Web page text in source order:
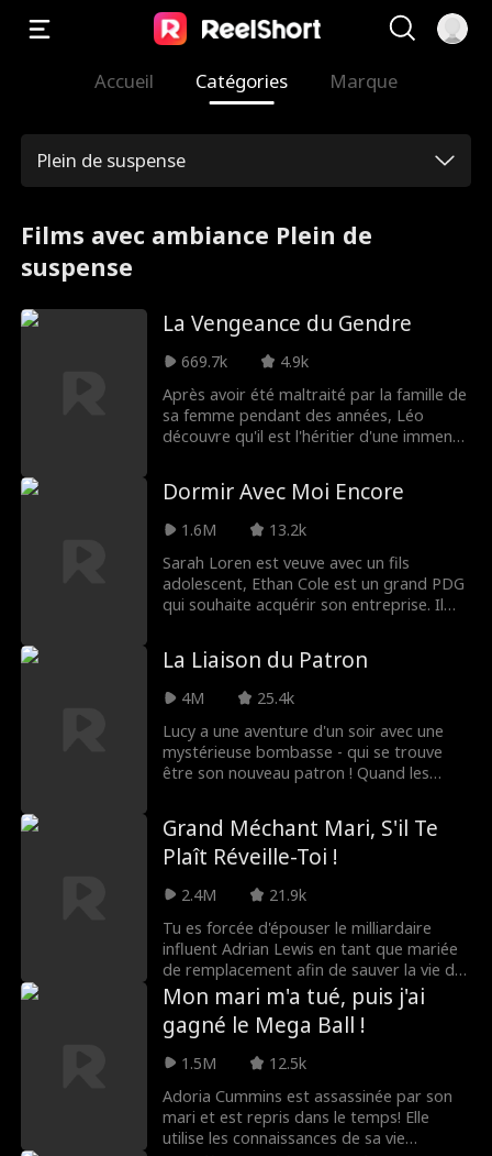
Accueil Catégories Marque
Plein de suspense
Films avec ambiance Plein de
suspense
La Vengeance du Gendre
669.7k
4.9k
Après avoir été maltraité par la famille de
sa femme pendant des années, Léo
découvre qu'il est l'héritier d'une immense
Dormir Avec Moi Encore
1.6M
13.2k
Sarah Loren est veuve avec un fils
adolescent, Ethan Cole est un grand PDG
qui souhaite acquérir son entreprise. Il
et il ne reculera devant rien pour obtenir
ce qu'il veut, et ce qu'il veut… c'est le
cœur de Sarah.
La Liaison du Patron
4M
25.4k
Lucy a une aventure d'un soir avec une
mystérieuse bombasse - qui se trouve
être son nouveau patron ! Quand les
se résister ?
Grand Méchant Mari, S'il Te
Plaît Réveille-Toi !
2.4M
21.9k
Tu es forcée d'épouser le milliardaire
influent Adrian Lewis en tant que mariée
de remplacement afin de sauver la vie de
ton grand-père. Pour la somme colossale
de cinq millions de dollars, tu t'es vendue
à la famille Lewis avec la promesse de
donner un héritier. Il y a juste un hic...
Adrian Lewis est dans le coma !
Mon mari m'a tué, puis j'ai
gagné le Mega Ball !
1.5M
12.5k
Adoria Cummins est assassinée par son
mari et est repris dans le temps! Elle
utilise les connaissances de sa vie